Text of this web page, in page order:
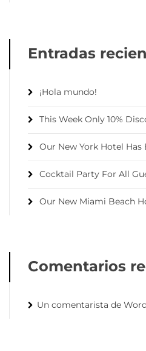
Entradas
¡Hola mundo!
This Week Only 10%
Our New York Hotel Has
Cocktail Party For All
Our New Miami Beach
Comentarios
Un comentarista de